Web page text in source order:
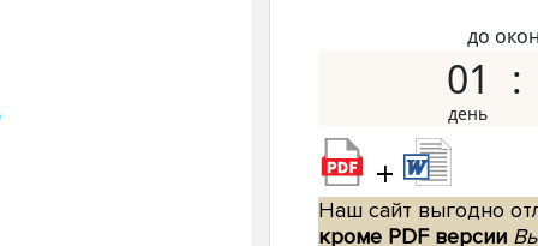
до
01
+
Наш сайт выгодно
кроме PDF версии